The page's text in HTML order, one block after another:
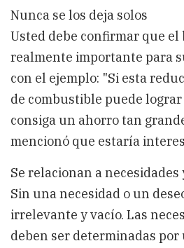
Nunca se los deja solos
Usted debe confirmar que el
realmente importante para
con el ejemplo: "Si esta
de combustible puede
consiga un ahorro tan
mencionó que estaría
Se relacionan a necesidades
Sin una necesidad o un
irrelevante y vacío. Las
deben ser determinadas